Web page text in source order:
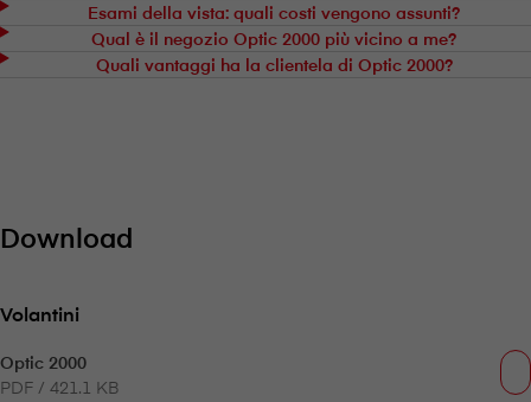
Esami della vista: quali costi vengono assunti?
Qual è il negozio Optic 2000 più vicino a me?
Quali vantaggi ha la clientela di Optic 2000?
Download
Volantini
Optic 2000
PDF / 421.1 KB